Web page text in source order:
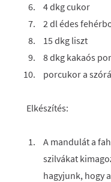
4 dkg cukor
2 dl édes
15 dkg liszt
8 dkg kakaós
porcukor a
Elkészítés:
A mandulát a
szilvákat
hagyjunk, hogy